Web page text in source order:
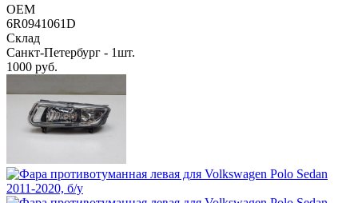
OEM
6R0941061D
Склад
Санкт-Петербург - 1шт.
1000 руб.